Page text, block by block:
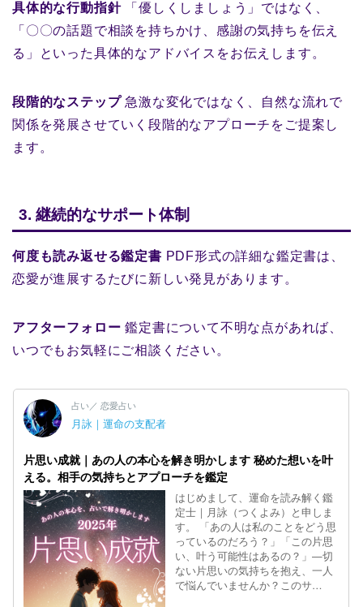
具体的な行動指針「優しくしましょう」ではなく、
「〇〇の話題で相談を持ちかけ、感謝の気持ちを伝え
る」といった具体的なアドバイスをお伝えします。
段階的なステップ急激な変化ではなく、自然な流れで
関係を発展させていく段階的なアプローチをご提案し
ます。
3. 継続的なサポート体制
何度も読み返せる鑑定書 PDF形式の詳細な鑑定書は、
恋愛が進展するたびに新しい発見があります。
アフターフォロー 鑑定書について不明な点があれば、
いつでもお気軽にご相談ください。